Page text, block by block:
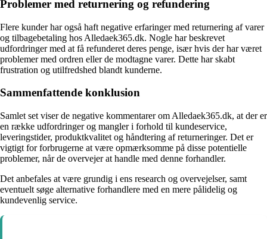
Problemer med returnering og refundering
Flere kunder har også haft negative erfaringer med returnering af varer
og tilbagebetaling hos Alledaek365.dk. Nogle har beskrevet
udfordringer med at få refunderet deres penge, især hvis der har været
problemer med ordren eller de modtagne varer. Dette har skabt
frustration og utilfredshed blandt kunderne.
Sammenfattende konklusion
Samlet set viser de negative kommentarer om Alledaek365.dk, at der er
en række udfordringer og mangler i forhold til kundeservice,
leveringstider, produktkvalitet og håndtering af returneringer. Det er
vigtigt for forbrugerne at være opmærksomme på disse potentielle
problemer, når de overvejer at handle med denne forhandler.
Det anbefales at være grundig i ens research og overvejelser, samt
eventuelt søge alternative forhandlere med en mere pålidelig og
kundevenlig service.